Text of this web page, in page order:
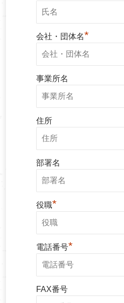
会社・団体名*
事業所名
住所
部署名
役職*
電話番号*
FAX番号